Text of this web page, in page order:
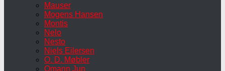
Mauser
Mogens Hansen
Montis
Nelo
Nesto
Niels Eilersen
O. D. Møbler
Omann Jun